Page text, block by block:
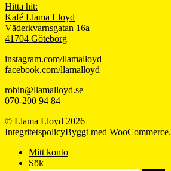
Hitta hit:
Kafé Llama Lloyd
Väderkvarnsgatan 16a
41704 Göteborg
instagram.com/llamalloyd
facebook.com/llamalloyd
robin@llamalloyd.se
070-200 94 84
© Llama Lloyd 2026
IntegritetspolicyByggt med WooCommerce.
Mitt konto
Sök